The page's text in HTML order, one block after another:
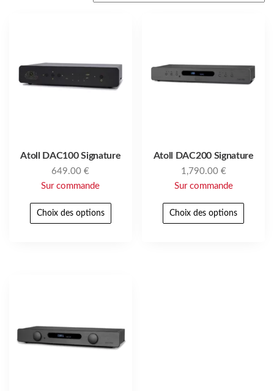
Atoll DAC100 Signature
649.00€
Sur commande
Choix des options
Atoll DAC200 Signature
1,790.00 €
Sur commande
Choix des options